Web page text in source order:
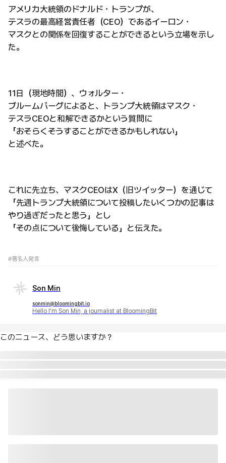
アメリカ大統領のドナルド・トランプが、
テスラの最高経営責任者（CEO）であるイーロン・
マスクとの関係を回復することができるという立場を示し
た。
11日（現地時間）、ウォルター・
ブルームバーグによると、トランプ大統領はマスク・
テスラCEOと和解できるかという質問に
「おそらくそうすることができるかもしれない」
と述べた。
これに先立ち、マスクCEOはX（旧ツイッター）を通じて
「先週トランプ大統領について投稿したいくつかの記事は
やり過ぎだったと思う」とし
「その点について後悔している」と伝えた。
#著名人発言
Son Min
sonmin@bloomingbit.io
Hello I’m Son Min, a journalist at BloomingBit
このニュース、どう思いますか？